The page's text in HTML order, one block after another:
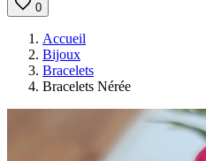
0
Accueil
Bijoux
Bracelets
Bracelets Nérée